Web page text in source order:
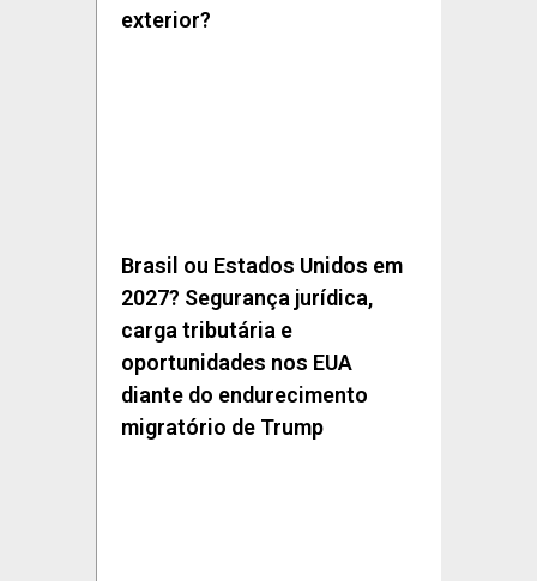
exterior?
Brasil ou Estados Unidos em
2027? Segurança jurídica,
carga tributária e
oportunidades nos EUA
diante do endurecimento
migratório de Trump